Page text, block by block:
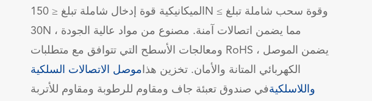
الميكانيكية قوة إدخال شاملة تبلغ ≤ 150N وقوة سحب شاملة تبلغ ≥
30N ، مما يضمن اتصالات آمنة. مصنوع من مواد عالية الجودة
ومعالجات الأسطح التي تتوافق مع متطلبات RoHS ، يضمن الموصل
الكهربائي المتانة والأمان. تخزين هذاموصل الاتصالات السلكية
واللاسلكيةفي صندوق تعبئة جاف ومقاوم للرطوبة ومقاوم للأتربة